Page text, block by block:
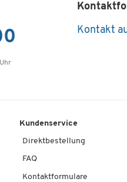
Kontakt
Kundenservice
Direktbestellung
FAQ
Kontaktformulare